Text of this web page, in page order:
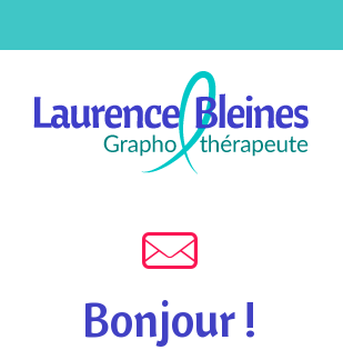
Bonjour !